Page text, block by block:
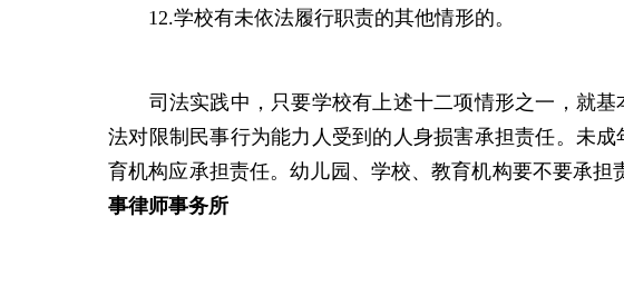
12.学校有未依法履行职责的其他情形的。
司法实践中，只要学校有上述十二项情形之一，就基
法对限制民事行为能力人受到的人身损害承担责任。 未成
育机构应承担责任。幼儿园、学校、教育机构要不要承
事律师事务所